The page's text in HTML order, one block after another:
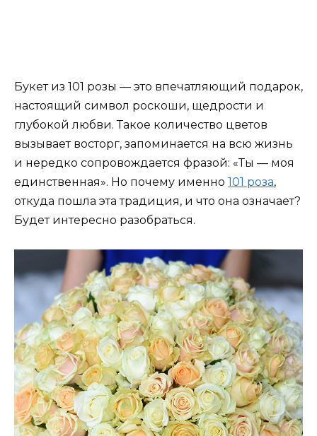
Букет из 101 розы — это впечатляющий подарок,
настоящий символ роскоши, щедрости и
глубокой любви. Такое количество цветов
вызывает восторг, запоминается на всю жизнь
и нередко сопровождается фразой: «Ты — моя
единственная». Но почему именно 101 роза,
откуда пошла эта традиция, и что она означает?
Будет интересно разобраться.